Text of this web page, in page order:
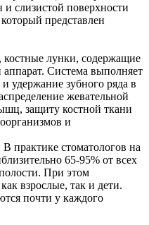
и слизистой поверхности
представлен
костные лунки, содержащие
Система выполняет
удержание зубного ряда в
жевательной
защиту костной ткани
и
практике стоматологов на
65-95% от всех
При этом
взрослые, так и дети.
почти у каждого